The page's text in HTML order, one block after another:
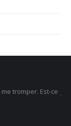
Je ne sais pas ce